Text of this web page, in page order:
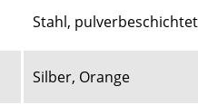
Stahl, pulverbeschichtet
Silber, Orange